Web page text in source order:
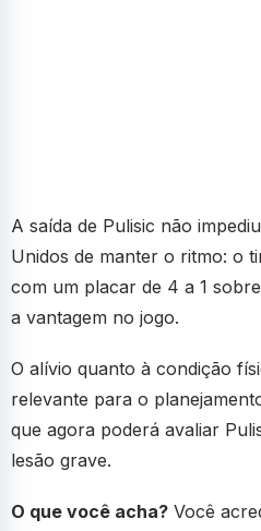
A saída de Pulisic não
Unidos de manter o ritmo: o
com um placar de 4 a 1
a vantagem no jogo.
O alívio quanto à condição
relevante para o
que agora poderá avaliar
lesão grave.
O que você acha? Você